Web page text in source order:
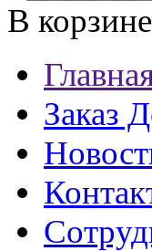
В
Заказ